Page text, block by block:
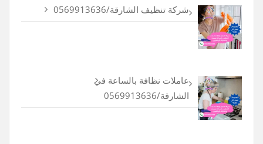
شركة تنظيف الشارقة/0569913636
عاملات نظافة بالساعة في
الشارقة/0569913636